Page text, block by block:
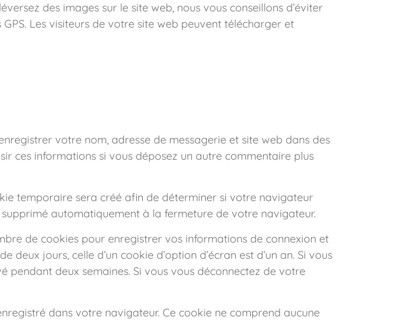
des images sur le site web, nous vous conseillons d’éviter
Les visiteurs de votre site web peuvent télécharger et
votre nom, adresse de messagerie et site web dans des
ces informations si vous déposez un autre commentaire plus
temporaire sera créé afin de déterminer si votre navigateur
automatiquement à la fermeture de votre navigateur.
de cookies pour enregistrer vos informations de connexion et
jours, celle d’un cookie d’option d’écran est d’un an. Si vous
pendant deux semaines. Si vous vous déconnectez de votre
dans votre navigateur. Ce cookie ne comprend aucune